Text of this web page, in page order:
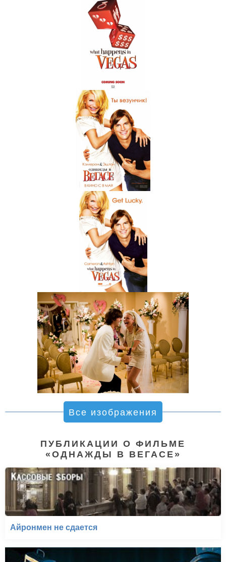
Все изображения
ПУБЛИКАЦИИ О ФИЛЬМЕ
«ОДНАЖДЫ В ВЕГАСЕ»
Айронмен не сдается